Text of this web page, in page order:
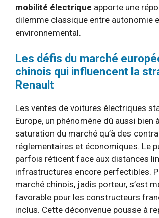
mobilité électrique apporte une
dilemme classique entre autonomie
environnemental.
Les défis du marché
chinois qui influencent la
Renault
Les ventes de voitures électriques
Europe, un phénomène dû aussi bien
saturation du marché qu’à des
réglementaires et économiques. Le
parfois réticent face aux distances
infrastructures encore perfectibles.
marché chinois, jadis porteur, s’est
favorable pour les constructeurs
inclus. Cette déconvenue pousse à